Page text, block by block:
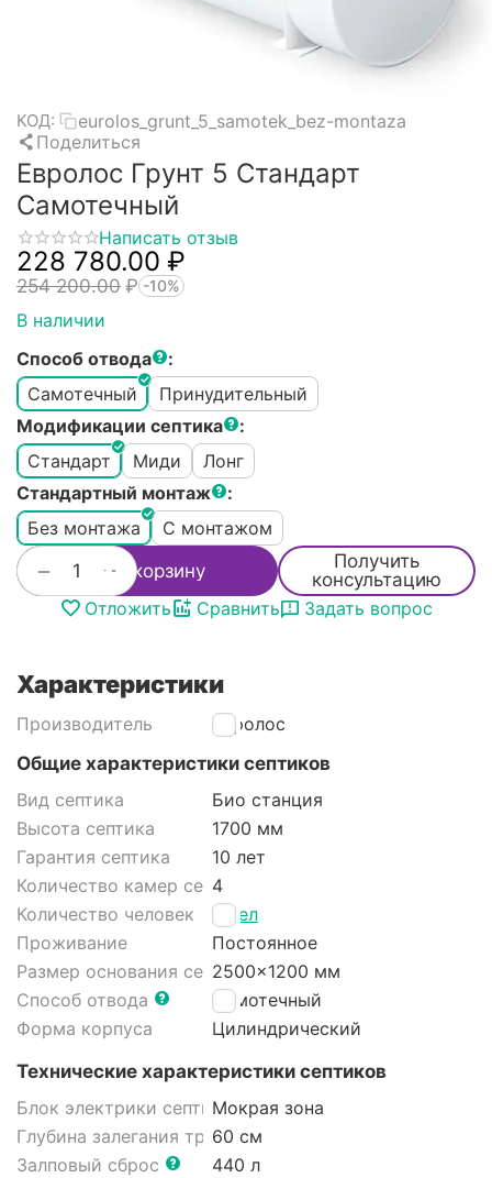
КОД:
eurolos_grunt_5_samotek_bez-montaza
Поделиться
Евролос Грунт 5 Стандарт
Самотечный
Написать отзыв
228 780.00 ₽
254 200.00 ₽ -10%
В наличии
Способ отвода
:
Самотечный
Принудительный
Модификации септика
:
Стандарт
Миди
Лонг
Стандартный монтаж
:
Без монтажа
С монтажом
+
− В корзину
Получить
консультацию
Отложить
Сравнить Задать вопрос
Характеристики
Производитель
Евролос
Общие характеристики септиков
Вид септика
Био станция
Высота септика
1700 мм
Гарантия септика
10 лет
Количество камер септика
4
Количество человек
5 чел
Проживание
Постоянное
Размер основания септика2500x1200 мм
Способ отвода
Самотечный
Форма корпуса
Цилиндрический
Технические характеристики септиков
Блок электрики септикаМокрая зона
Глубина залегания трубы60 см
Залповый сброс
440 л